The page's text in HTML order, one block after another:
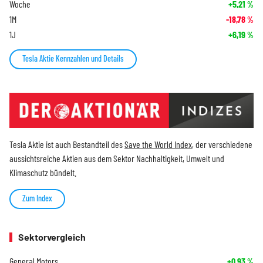
Woche +5,21 %
1M -18,78%
1J +6,19%
Tesla Aktie Kennzahlen und Details
Tesla Aktie ist auch Bestandteil desSave the World Index, der verschiedene
aussichtsreiche Aktien aus dem Sektor Nachhaltigkeit, Umwelt und
Klimaschutz bündelt.
Zum Index
Sektorvergleich